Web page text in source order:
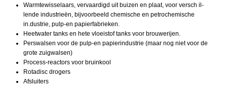
Warmtewisselaars, vervaardigd uit buizen en plaat, voor versch il-
lende industrieën, bijvoorbeeld chemische en petrochemische
in.dustrie, pulp-en papierfabrieken.
Heetwater tanks en hete vloeistof tanks voor brouwerijen.
Perswalsen voor de pulp-en papierindustrie (maar nog niet voor de
grote zuigwalsen)
Process-reactors voor bruinkool
Rotadisc drogers
Afsluiters